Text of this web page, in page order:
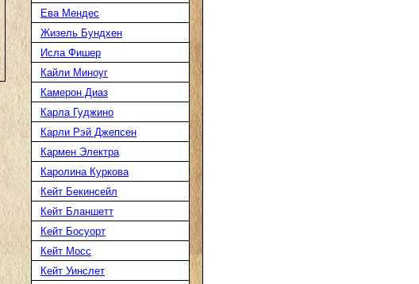
Ева Мендес
Жизель Бундхен
Исла Фишер
Кайли Миноуг
Камерон Диаз
Карла Гуджино
Карли Рэй Джепсен
Кармен Электра
Каролина Куркова
Кейт Бекинсейл
Кейт Бланшетт
Кейт Босуорт
Кейт Мосс
Кейт Уинслет